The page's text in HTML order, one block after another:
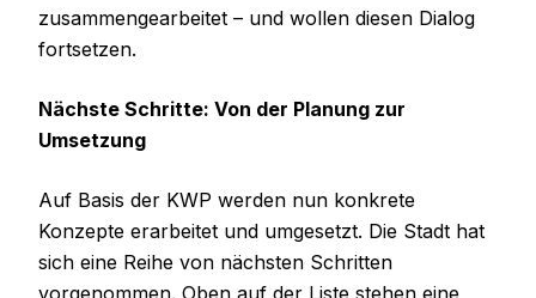
zusammengearbeitet – und wollen diesen Dialog
fortsetzen.
Nächste Schritte: Von der Planung zur
Umsetzung
Auf Basis der KWP werden nun konkrete
Konzepte erarbeitet und umgesetzt. Die Stadt hat
sich eine Reihe von nächsten Schritten
vorgenommen. Oben auf der Liste stehen eine